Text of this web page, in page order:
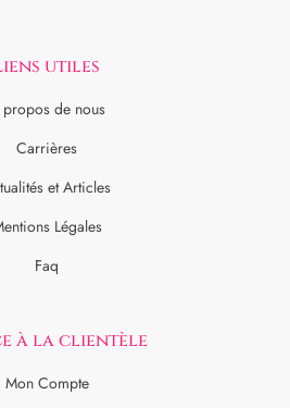
utiles
de nous
Carrières
et Articles
Légales
Faq
à la clientèle
Mon Compte